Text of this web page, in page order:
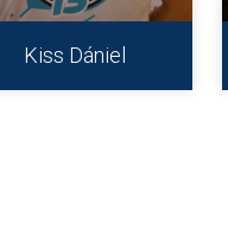
Kiss Dániel